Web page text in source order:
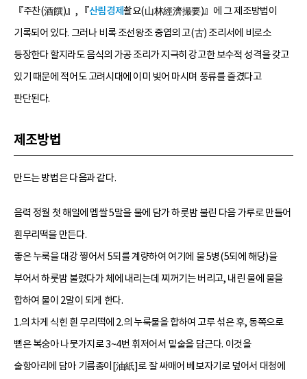
『주찬(酒饌)』, 『산림경제촬요(山林經濟撮要)』에 그 제조방법이
기록되어 있다. 그러나 비록 조선왕조 중엽의 고(古) 조리서에 비로소
등장한다 할지라도 음식의 가공 조리가 지극히 강고한 보수적 성격을 갖고
있기 때문에 적어도 고려시대에 이미 빚어 마시며 풍류를 즐겼다고
판단된다.
제조방법
만드는 방법은 다음과 같다.
음력 정월 첫 해일에 멥쌀 5말을 물에 담가 하룻밤 불린 다음 가루로 만들어
흰무리떡을 만든다.
좋은 누룩을 대강 찧어서 5되를 계량하여 여기에 물 5병(5되에 해당)을
부어서 하룻밤 불렸다가 체에 내리는데 찌꺼기는 버리고, 내린 물에 물을
합하여 물이 2말이 되게 한다.
1.의 차게 식힌 흰 무리떡에 2.의 누룩물을 합하여 고루 섞은 후, 동쪽으로
뻗은 복숭아 나뭇가지로 3~4번 휘저어서 밑술을 담근다. 이것을
술항아리에 담아 기름종이[油紙]로 잘 싸매어 베보자기로 덮어서 대청에